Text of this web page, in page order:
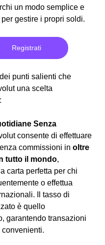
un modo semplice e
gestire i propri soldi.
Registrati
punti salienti che
una scelta
Senza
consente di effettuare
commissioni in oltre
tutto il mondo,
carta perfetta per chi
o effettua
Il tasso di
è quello
garantendo transazioni